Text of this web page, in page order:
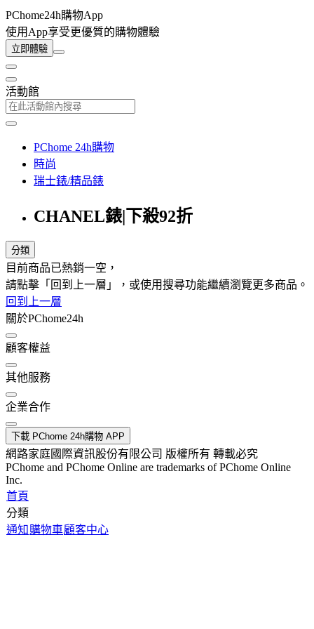
PChome24h購物App
使用App享受更優質的購物體驗
立即體驗
活動館
PChome 24h購物
時尚
瑞士錶/精品錶
CHANEL錶|下殺92折
分類
目前商品已熱銷一空，
請點擊「回到上一層」，或使用搜尋功能繼續瀏覽更多商品。
回到上一層
關於PChome24h
顧客權益
其他服務
企業合作
下載 PChome 24h購物 APP
網路家庭國際資訊股份有限公司 版權所有 轉載必究
PChome and PChome Online are trademarks of PChome Online
Inc.
首頁
分類
通知 購物車顧客中心